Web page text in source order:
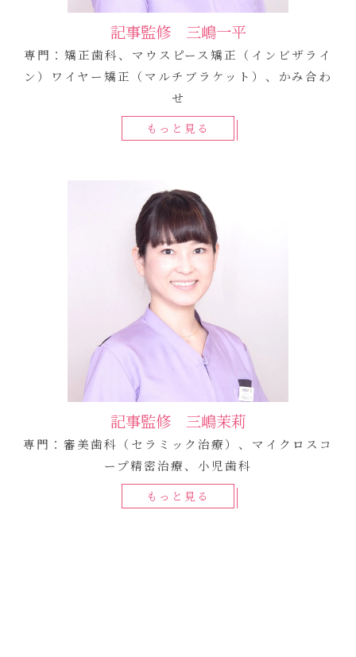
記事監修 三嶋一平
専門：矯正歯科、マウスピース矯正（インビザライ
ン）ワイヤー矯正（マルチブラケット）、かみ合わ
せ
もっと見る
記事監修 三嶋茉莉
専門：審美歯科（セラミック治療）、マイクロスコ
ープ精密治療、小児歯科
もっと見る